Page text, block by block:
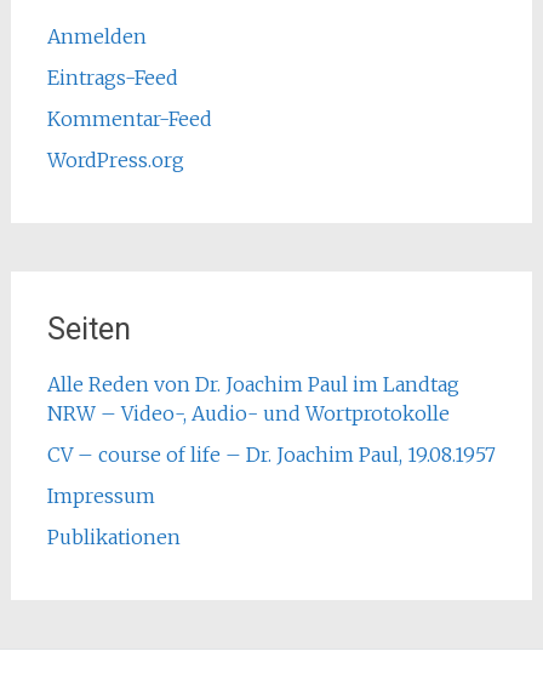
Anmelden
Eintrags-Feed
Kommentar-Feed
WordPress.org
Seiten
Alle Reden von Dr. Joachim Paul im Landtag
NRW – Video-, Audio- und Wortprotokolle
CV – course of life – Dr. Joachim Paul, 19.08.1957
Impressum
Publikationen